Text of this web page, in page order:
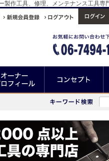
作工具、修理、メンテナンス工具専